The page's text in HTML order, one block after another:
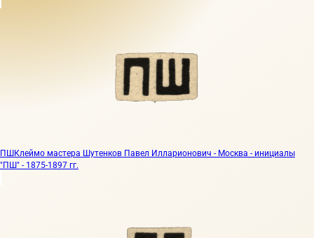
ПШКлеймо мастера Шутенков Павел Илларионович - Москва - инициалы
"ПШ" - 1875-1897 гг.